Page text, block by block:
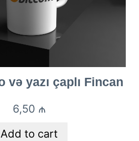
və yazı çaplı Fincan
6,50 ₼
Add to cart